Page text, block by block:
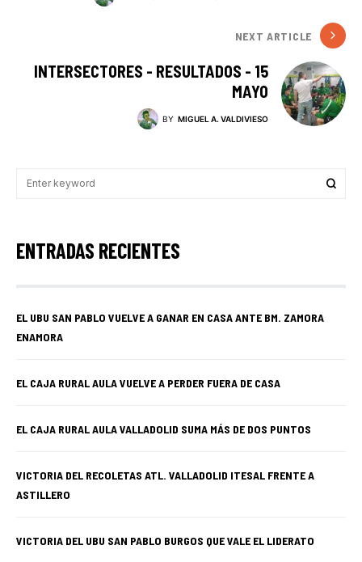
NEXT ARTICLE
INTERSECTORES - RESULTADOS - 15
MAYO
BY MIGUEL A. VALDIVIESO
ENTRADAS RECIENTES
EL UBU SAN PABLO VUELVE A GANAR EN CASA ANTE BM. ZAMORA
ENAMORA
EL CAJA RURAL AULA VUELVE A PERDER FUERA DE CASA
EL CAJA RURAL AULA VALLADOLID SUMA MÁS DE DOS PUNTOS
VICTORIA DEL RECOLETAS ATL. VALLADOLID ITESAL FRENTE A
ASTILLERO
VICTORIA DEL UBU SAN PABLO BURGOS QUE VALE EL LIDERATO